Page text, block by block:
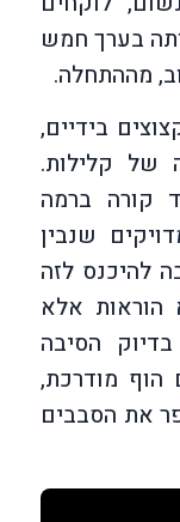
בערך חמש
מההתחלה.
בידיים,
של קלילות.
קורה ברמה
שנבין
להיכנס לזה
אלא
הסיבה
הוף מודרכת,
את הסבבים